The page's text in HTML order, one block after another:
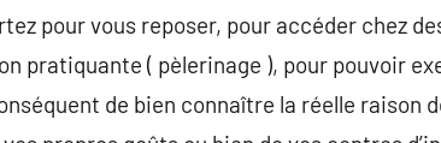
pour vous reposer, pour accéder chez
pratiquante ( pèlerinage ), pour pouvoir
de bien connaître la réelle raison